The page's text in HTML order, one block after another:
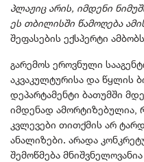
პლაჟიც არის, იმდენი
ეს თბილისში წამოღება
შეფასების ექსპერტი
გარემოს ეროვნული
აკვაკულტურისა და წყლის
დეპარტამენტი ბათუმში
იმდენად
კვლევები თითქმის არ
ანალიზები. არადა
შემოწმება